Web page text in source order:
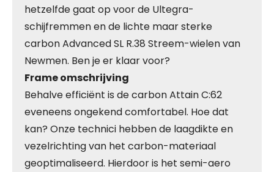
hetzelfde gaat op voor de Ultegra-
schijfremmen en de lichte maar sterke
carbon Advanced SL R.38 Streem-wielen van
Newmen. Ben je er klaar voor?
Frame omschrijving
Behalve efficiënt is de carbon Attain C:62
eveneens ongekend comfortabel. Hoe dat
kan? Onze technici hebben de laagdikte en
vezelrichting van het carbon-materiaal
geoptimaliseerd. Hierdoor is het semi-aero